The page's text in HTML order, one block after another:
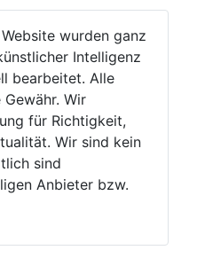
wurden ganz
Intelligenz
bearbeitet. Alle
Wir
für Richtigkeit,
Wir sind kein
sind
Anbieter bzw.